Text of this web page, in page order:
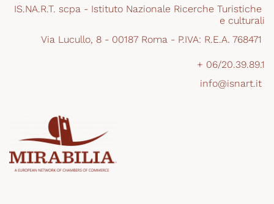
IS.NA.R.T. scpa - Istituto Nazionale Ricerche Turistiche
e culturali
Via Lucullo, 8 - 00187 Roma - P.IVA: R.E.A. 768471
+ 06/20.39.89.1
info@isnart.it